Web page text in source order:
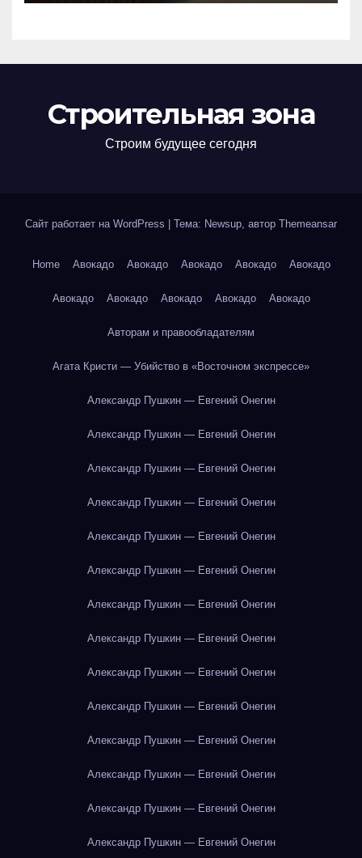
Строительная зона
Строим будущее сегодня
Сайт работает на WordPress Тема: Newsup, автор Themeansar
Home Авокадо Авокадо Авокадо Авокадо Авокадо
Авокадо Авокадо Авокадо Авокадо Авокадо
Авторам и правообладателям
Агата Кристи — Убийство в «Восточном экспрессе»
Александр Пушкин — Евгений Онегин
Александр Пушкин — Евгений Онегин
Александр Пушкин — Евгений Онегин
Александр Пушкин — Евгений Онегин
Александр Пушкин — Евгений Онегин
Александр Пушкин — Евгений Онегин
Александр Пушкин — Евгений Онегин
Александр Пушкин — Евгений Онегин
Александр Пушкин — Евгений Онегин
Александр Пушкин — Евгений Онегин
Александр Пушкин — Евгений Онегин
Александр Пушкин — Евгений Онегин
Александр Пушкин — Евгений Онегин
Александр Пушкин — Евгений Онегин